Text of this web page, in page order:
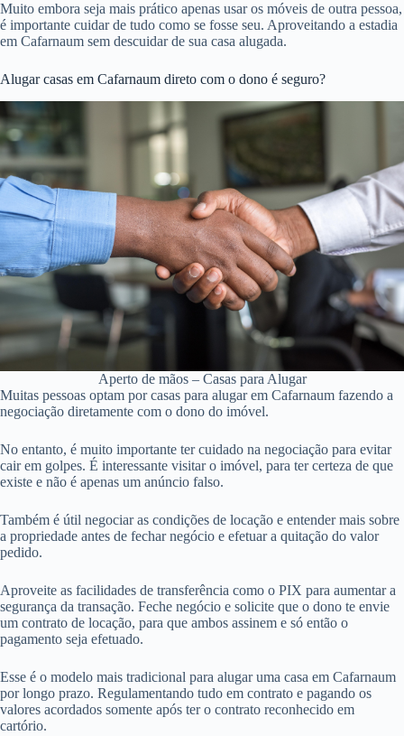
Muito embora seja mais prático apenas usar os móveis de outra pessoa,
é importante cuidar de tudo como se fosse seu. Aproveitando a estadia
em Cafarnaum sem descuidar de sua casa alugada.
Alugar casas em Cafarnaum direto com o dono é seguro?
Aperto de mãos – Casas para Alugar
Muitas pessoas optam por casas para alugar em Cafarnaum fazendo a
negociação diretamente com o dono do imóvel.
No entanto, é muito importante ter cuidado na negociação para evitar
cair em golpes. É interessante visitar o imóvel, para ter certeza de que
existe e não é apenas um anúncio falso.
Também é útil negociar as condições de locação e entender mais sobre
a propriedade antes de fechar negócio e efetuar a quitação do valor
pedido.
Aproveite as facilidades de transferência como o PIX para aumentar a
segurança da transação. Feche negócio e solicite que o dono te envie
um contrato de locação, para que ambos assinem e só então o
pagamento seja efetuado.
Esse é o modelo mais tradicional para alugar uma casa em Cafarnaum
por longo prazo. Regulamentando tudo em contrato e pagando os
valores acordados somente após ter o contrato reconhecido em
cartório.